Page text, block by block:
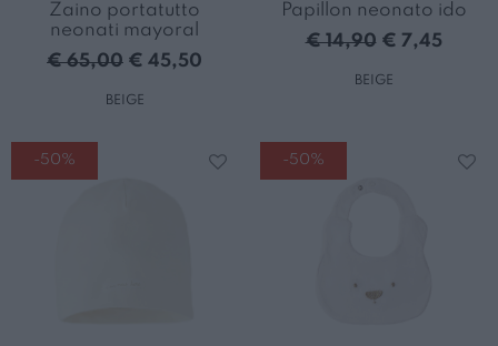
Zaino portatutto
neonati mayoral
€ 65,00 € 45,50
BEIGE
Papillon neonato ido
€ 14,90 € 7,45
BEIGE
-50% -50%